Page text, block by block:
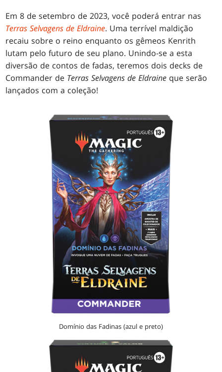
Em 8 de setembro de 2023, você poderá entrar nas
Terras Selvagens de Eldraine. Uma terrível maldição
recaiu sobre o reino enquanto os gêmeos Kenrith
lutam pelo futuro de seu plano. Unindo-se a esta
diversão de contos de fadas, teremos dois decks de
Commander de Terras Selvagens de Eldraine que serão
lançados com a coleção!
Domínio das Fadinas (azul e preto)